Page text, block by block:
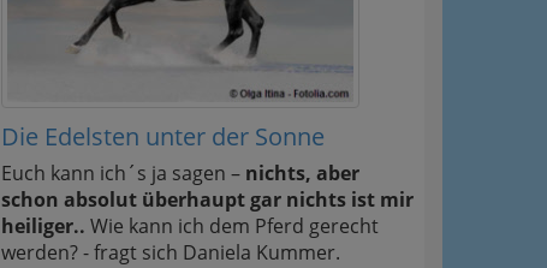
Die Edelsten unter der Sonne
Euch kann ich´s ja sagen – nichts, aber
schon absolut überhaupt gar nichts ist mir
heiliger.. Wie kann ich dem Pferd gerecht
werden? - fragt sich Daniela Kummer.